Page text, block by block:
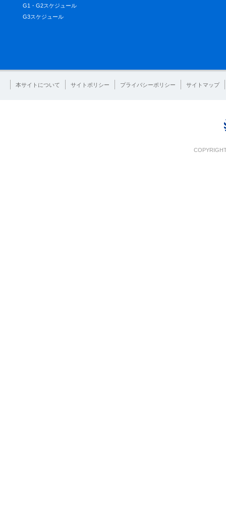
G1・G2スケジュール
G3スケジュール
本サイトについて サイトポリシー プライバシーポリシー サイトマップ